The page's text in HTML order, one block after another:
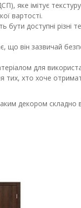
яке імітує текстуру
вартості.
доступні різні
що він зазвичай
для
тих, хто хоче
декором складно